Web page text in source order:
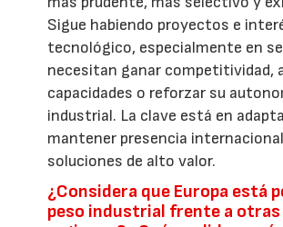
Sigue habiendo proyectos e
tecnológico, especialmente en
necesitan ganar competitividad,
capacidades o reforzar su
industrial. La clave está en
mantener presencia
soluciones de alto valor.
¿Considera que Europa está
peso industrial frente a otras